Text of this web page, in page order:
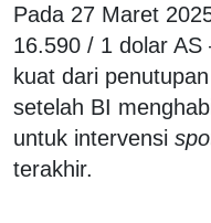
Pada 27 Maret
16.590 / 1 dolar
kuat dari
setelah BI
untuk intervensi
terakhir.